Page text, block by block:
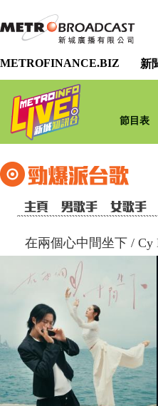
METROFINANCE.BIZ 新
節目表
在兩個心中間坐下 / Cy